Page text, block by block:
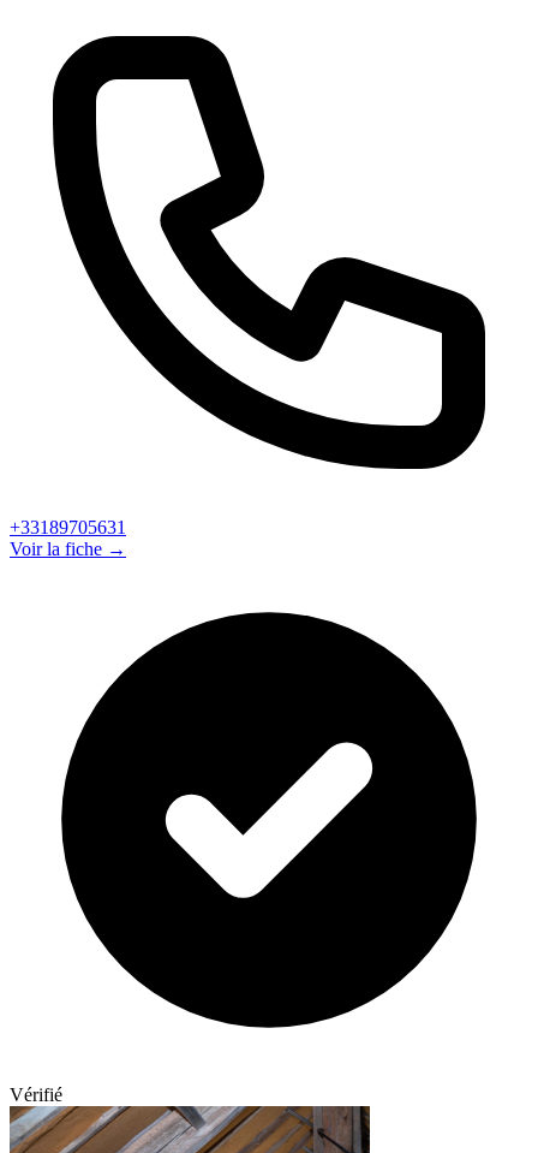
+33189705631
Voir la fiche →
Vérifié